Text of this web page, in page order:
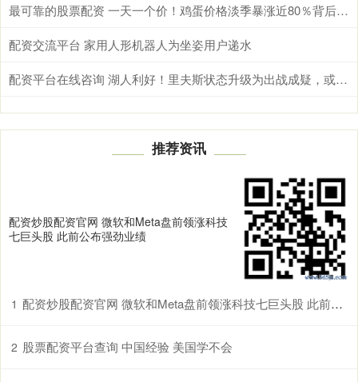
最可靠的股票配资 一天一个价！鸡蛋价格淡季暴涨近80％背后：批发端开始跌了，超市为何还在涨
配资交流平台 家用人形机器人为坐姿用户递水
配资平台在线咨询 湖人利好！里夫斯状态升级为出战成疑，或提前复出
推荐资讯
配资炒股配资官网 微软和Meta盘前领涨科技
七巨头股 此前公布强劲业绩
1 配资炒股配资官网 微软和Meta盘前领涨科技七巨头股 此前公布强劲业绩
2 股票配资平台查询 中国经验 美国学不会